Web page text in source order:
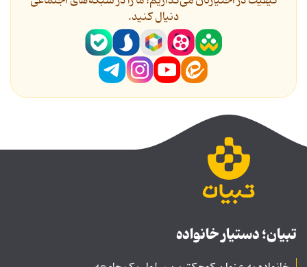
دنیال کنید.
تبیان؛ دستیار خانواده